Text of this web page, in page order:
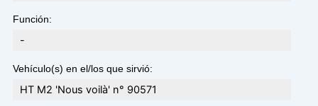
Función:
-
Vehículo(s) en el/los que sirvió:
HT M2 'Nous voilà' n° 90571